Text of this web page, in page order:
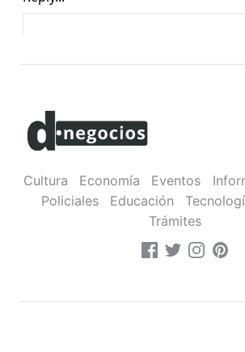
Cultura Economía Eventos
Policiales
Educación
Trámites